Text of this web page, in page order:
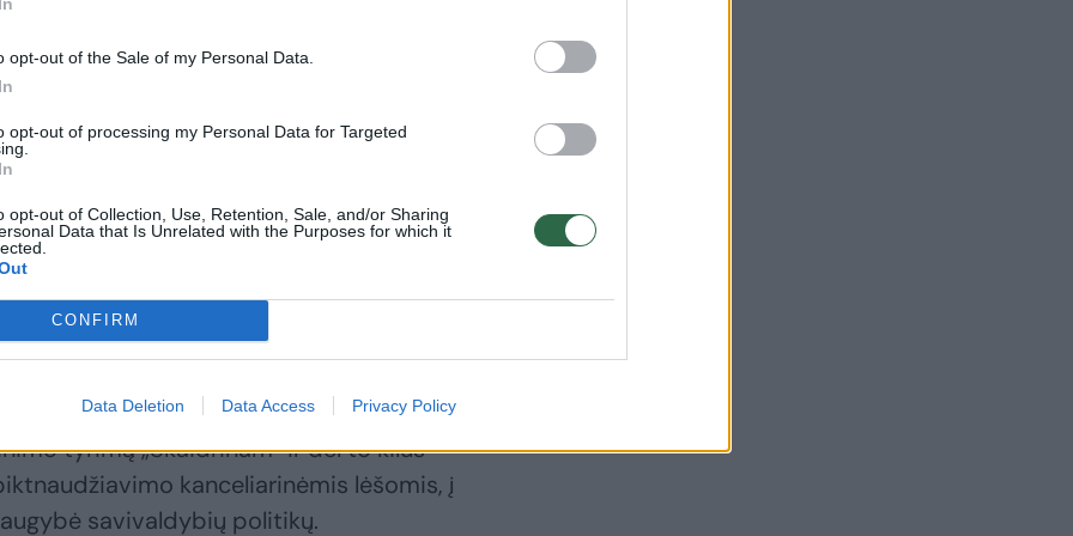
opt-out of the Sale of my Personal Data.
opt-out of processing my Personal Data for Targeted
opt-out of Collection, Use, Retention, Sale, and/or Sharing
Data that Is Unrelated with the Purposes for which it
CONFIRM
Data Deletion Data Access Privacy Policy
dėl
laidojimo:
vietą
Andriui Tapinui inicijavus
tyrimą „Skaidrinam“ ir dėl to kilus
kanceliarinėmis lėšomis, į
savivaldybių politikų.